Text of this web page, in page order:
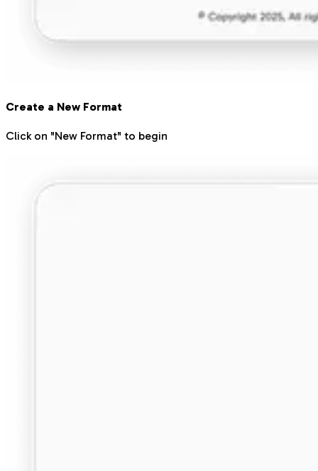
Create a New Format
Click on "New Format" to begin